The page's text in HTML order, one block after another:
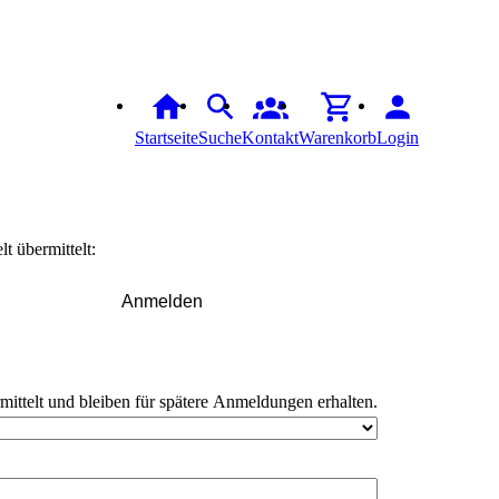
StartseiteSucheKontaktWarenkorbLogin
übermittelt:
Anmelden
und bleiben für spätere Anmeldungen erhalten.